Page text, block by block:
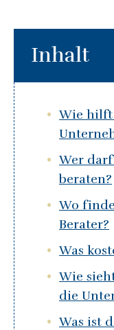
Inhalt
Wie hilft
Wer
beraten?
Wo
Berater?
Was
Wie
die
Was ist